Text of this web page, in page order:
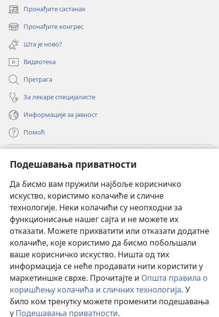
Подешавања приватности
Да бисмо вам пружили најбоље корисничко
искуство, користимо колачиће и сличне
технологије. Неки колачићи су неопходни за
функционисање нашег сајта и не можете их
отказати. Можете прихватити или отказати додатне
колачиће, које користимо да бисмо побољшали
ваше корисничко искуство. Ништа од тих
информација се неће продавати нити користити у
маркетиншке сврхе. Прочитајте и Општа правила о
коришћењу колачића и сличних технологија. У
било ком тренутку можете променити подешавања
у Подешавања приватности.
Пронађите састанак
(отвара
нови
прозор)
Пронађите конгрес
(отвара
нови
прозор)
Шта је ново?
Видеотека
Претрага
За лекаре специјалисте
Информације за јавност
Помоћ
(отвара
нови
прозор)ОНЛАЈН БИБЛИОТЕКА Watchtower
(отвара
нови
прозор)JW Hub®
(отвара
нови
прозор)JW Library
Watchtower Library ®
Copyright© 2026 Watch Tower Bible and Tract Society of Pennsylvania.
ПРАВИЛА КОРИШЋЕЊА|ПРИВАТНОСТ